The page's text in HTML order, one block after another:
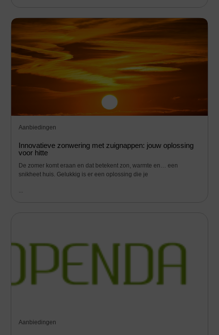
Aanbiedingen
Innovatieve zonwering met zuignappen: jouw oplossing
voor hitte
De zomer komt eraan en dat betekent zon, warmte en… een
snikheet huis. Gelukkig is er een oplossing die je
Aanbiedingen